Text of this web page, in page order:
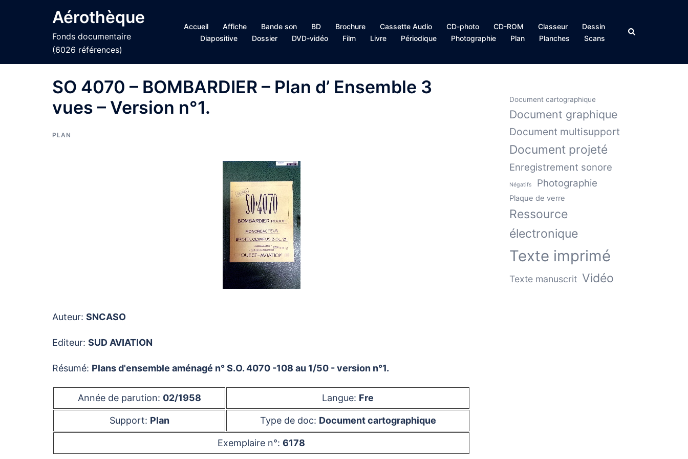
Aérothèque
Fonds documentaire
(6026 références)
Accueil Affiche Bande son BD Brochure Cassette Audio CD-photo CD-ROM Classeur
Dessin
Diapositive
Dossier DVD-vidéo Film Livre Périodique Photographie Plan Planches Scans
Rechercher
SO 4070 – BOMBARDIER – Plan d’ Ensemble 3
vues – Version n°1.
PLAN
Auteur: SNCASO
Editeur: SUD AVIATION
Résumé: Plans d'ensemble aménagé n° S.O. 4070 -108 au 1/50 - version n°1.
Année de parution: 02/1958 Langue: Fre
Support: Plan Type de doc: Document cartographique
Exemplaire n°: 6178
Document cartographique
Document graphique
Document multisupport
Document projeté
Enregistrement sonore
Négatifs Photographie
Plaque de verre
Ressource
électronique
Texte imprimé
Texte manuscrit Vidéo